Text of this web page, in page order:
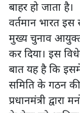
बाहर हो जाता है।
वर्तमान भारत
मुख्य चुनाव
कर दिया। इस
बात यह है कि
समिति के गठन की
प्रधानमंत्री